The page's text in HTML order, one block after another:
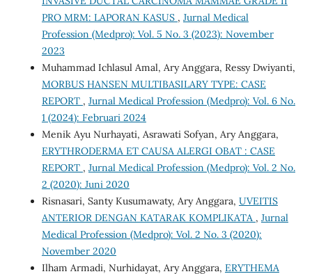
PRO MRM: LAPORAN KASUS , Jurnal Medical
Profession (Medpro): Vol. 5 No. 3 (2023): November
2023
Muhammad Ichlasul Amal, Ary Anggara, Ressy Dwiyanti,
MORBUS HANSEN MULTIBASILARY TYPE: CASE
REPORT , Jurnal Medical Profession (Medpro): Vol. 6 No.
1 (2024): Februari 2024
Menik Ayu Nurhayati, Asrawati Sofyan, Ary Anggara,
ERYTHRODERMA ET CAUSA ALERGI OBAT : CASE
REPORT , Jurnal Medical Profession (Medpro): Vol. 2 No.
2 (2020): Juni 2020
Risnasari, Santy Kusumawaty, Ary Anggara, UVEITIS
ANTERIOR DENGAN KATARAK KOMPLIKATA , Jurnal
Medical Profession (Medpro): Vol. 2 No. 3 (2020):
November 2020
Ilham Armadi, Nurhidayat, Ary Anggara, ERYTHEMA